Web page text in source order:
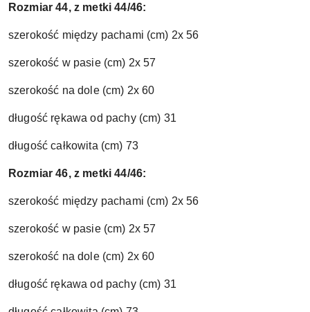
Rozmiar 44, z metki 44/46:
szerokość między pachami (cm) 2x 56
szerokość w pasie (cm) 2x 57
szerokość na dole (cm) 2x 60
długość rękawa od pachy (cm) 31
długość całkowita (cm) 73
Rozmiar 46, z metki 44/46:
szerokość między pachami (cm) 2x 56
szerokość w pasie (cm) 2x 57
szerokość na dole (cm) 2x 60
długość rękawa od pachy (cm) 31